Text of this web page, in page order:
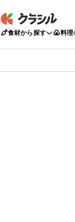
食材から探す 料理